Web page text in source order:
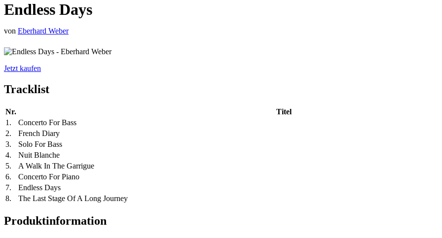
Endless Days
von Eberhard Weber
Jetzt kaufen
Tracklist
Nr. Titel
1.
Concerto For Bass
2.
French Diary
3.
Solo For Bass
4.
Nuit Blanche
5.
A Walk In The Garrigue
6.
Concerto For Piano
7.
Endless Days
8.
The Last Stage Of A Long Journey
Produktinformation